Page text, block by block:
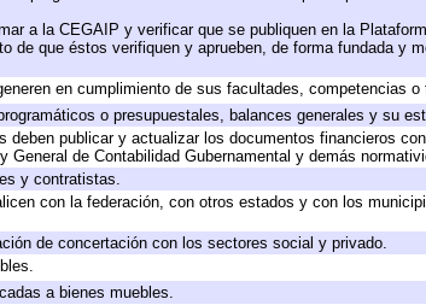
a la CEGAIP y verificar que se publiquen en la
de que éstos verifiquen y aprueben, de forma fundada y
en cumplimiento de sus facultades, competencias
o presupuestales, balances generales y su
publicar y actualizar los documentos financieros
General de Contabilidad Gubernamental y demás
y contratistas.
con la federación, con otros estados y con los
de concertación con los sectores social y privado.
a bienes muebles.